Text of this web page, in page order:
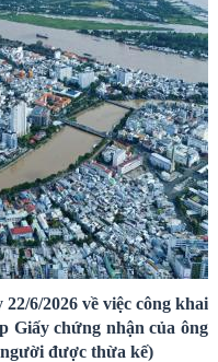
6/2026 về việc công khai
Giấy chứng nhận của ông
được thừa kế)